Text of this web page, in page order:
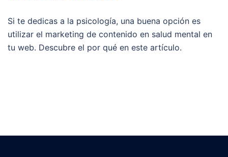
Si te dedicas a la psicología, una buena opción es
utilizar el marketing de contenido en salud mental en
tu web. Descubre el por qué en este artículo.